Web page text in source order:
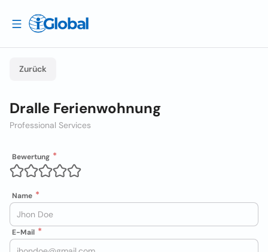
Zurück
Dralle Ferienwohnung
Professional Services
Bewertung
Name
E-Mail